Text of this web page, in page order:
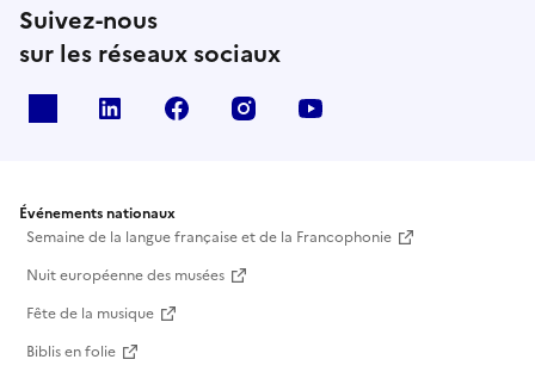
Suivez-nous
sur les réseaux sociaux
Linkedin Facebook Instagram
Événements nationaux
Semaine de la langue française et de la Francophonie
Nuit européenne des musées
Fête de la musique
Biblis en folie